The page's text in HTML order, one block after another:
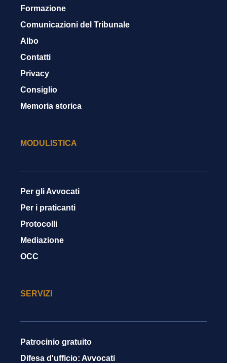
Formazione
Comunicazioni del Tribunale
Albo
Contatti
Privacy
Consiglio
Memoria storica
MODULISTICA
Per gli Avvocati
Per i praticanti
Protocolli
Mediazione
OCC
SERVIZI
Patrocinio gratuito
Difesa d'ufficio: Avvocati